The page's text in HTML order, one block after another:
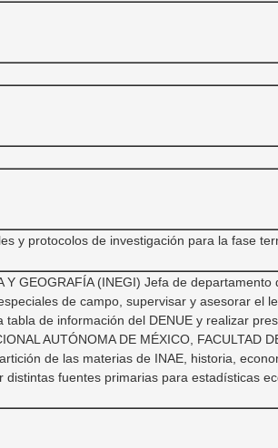
y protocolos de investigación para la fase
GEOGRAFÍA (INEGI) Jefa de departamento
de campo, supervisar y asesorar el
de información del DENUE y realizar
AUTÓNOMA DE MÉXICO, FACULTAD
de las materias de INAE, historia,
fuentes primarias para estadísticas